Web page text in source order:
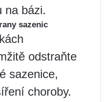
na bázi.
sazenic
odstraňte
sazenice,
choroby.